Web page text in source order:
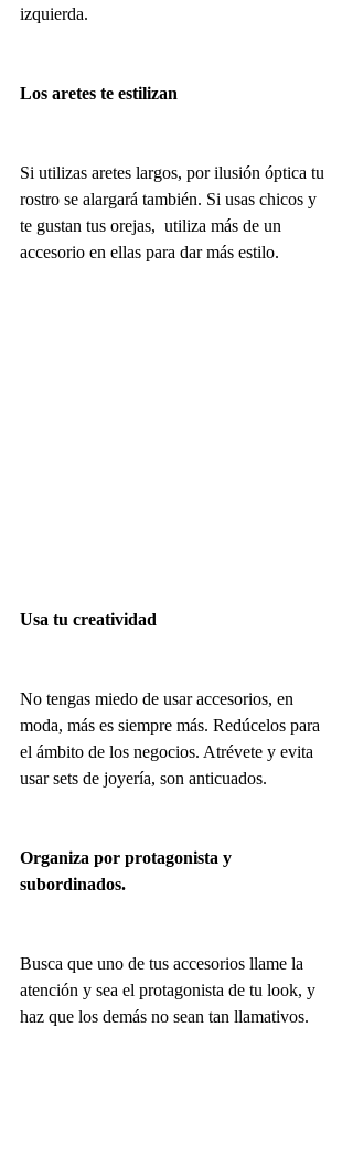
izquierda.
Los aretes te estilizan
Si utilizas aretes largos, por ilusión óptica tu
rostro se alargará también. Si usas chicos y
te gustan tus orejas,  utiliza más de un
accesorio en ellas para dar más estilo.
Usa tu creatividad
No tengas miedo de usar accesorios, en
moda, más es siempre más. Redúcelos para
el ámbito de los negocios. Atrévete y evita
usar sets de joyería, son anticuados.
Organiza por protagonista y
subordinados.
Busca que uno de tus accesorios llame la
atención y sea el protagonista de tu look, y
haz que los demás no sean tan llamativos.